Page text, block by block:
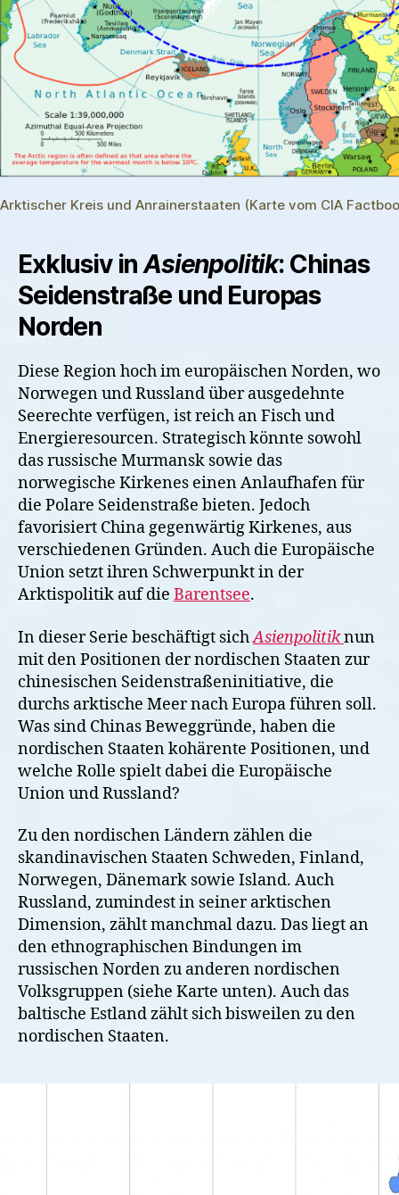
Arktischer Kreis und Anrainerstaaten (Karte vom CIA
Exklusiv inAsienpolitik: Chinas
Seidenstraße und Europas
Norden
Diese Region hoch im europäischen Norden, wo
Norwegen und Russland über ausgedehnte
Seerechte verfügen, ist reich an Fisch und
Energieresourcen. Strategisch könnte sowohl
das russische Murmansk sowie das
norwegische Kirkenes einen Anlaufhafen für
die Polare Seidenstraße bieten. Jedoch
favorisiert China gegenwärtig Kirkenes, aus
verschiedenen Gründen. Auch die Europäische
Union setzt ihren Schwerpunkt in der
Arktispolitik auf die Barentsee.
In dieser Serie beschäftigt sichAsienpolitiknun
mit den Positionen der nordischen Staaten zur
chinesischen Seidenstraßeninitiative, die
durchs arktische Meer nach Europa führen soll.
Was sind Chinas Beweggründe, haben die
nordischen Staaten kohärente Positionen, und
welche Rolle spielt dabei die Europäische
Union und Russland?
Zu den nordischen Ländern zählen die
skandinavischen Staaten Schweden, Finland,
Norwegen, Dänemark sowie Island. Auch
Russland, zumindest in seiner arktischen
Dimension, zählt manchmal dazu. Das liegt an
den ethnographischen Bindungen im
russischen Norden zu anderen nordischen
Volksgruppen (siehe Karte unten). Auch das
baltische Estland zählt sich bisweilen zu den
nordischen Staaten.